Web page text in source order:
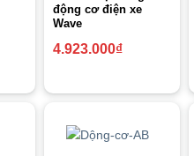
động cơ điện xe
Wave
4.923.000₫